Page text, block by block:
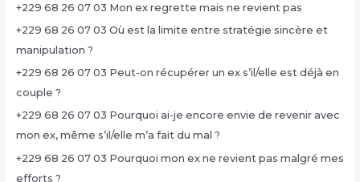
+229 68 26 07 03 Mon ex regrette mais ne revient pas
+229 68 26 07 03 Où est la limite entre stratégie sincère et
manipulation ?
+229 68 26 07 03 Peut-on récupérer un ex s’il/elle est déjà en
couple ?
+229 68 26 07 03 Pourquoi ai-je encore envie de revenir avec
mon ex, même s’il/elle m’a fait du mal ?
+229 68 26 07 03 Pourquoi mon ex ne revient pas malgré mes
efforts ?